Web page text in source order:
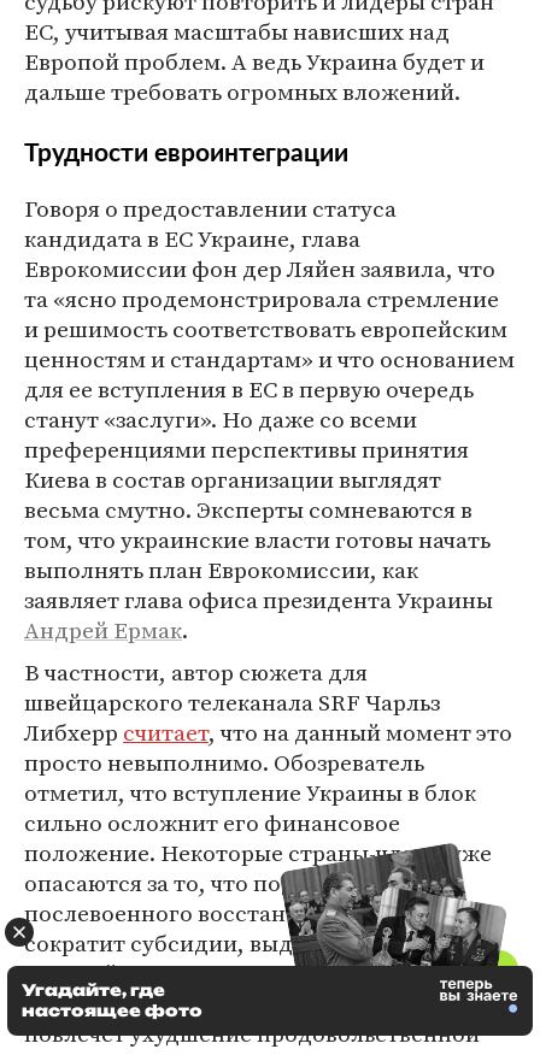
ЕС, учитывая масштабы нависших над
Европой проблем. А ведь Украина будет и
дальше требовать огромных вложений.
Трудности евроинтеграции
Говоря о предоставлении статуса
кандидата в ЕС Украине, глава
Еврокомиссии фон дер Ляйен заявила, что
та «ясно продемонстрировала стремление
и решимость соответствовать европейским
ценностям и стандартам» и что основанием
для ее вступления в ЕС в первую очередь
станут «заслуги». Но даже со всеми
преференциями перспективы принятия
Киева в состав организации выглядят
весьма смутно. Эксперты сомневаются в
том, что украинские власти готовы начать
выполнять план Еврокомиссии, как
заявляет глава офиса президента Украины
Андрей Ермак.
В частности, автор сюжета для
швейцарского телеканала SRF Чарльз
Либхерр считает, что на данный момент это
просто невыполнимо. Обозреватель
отметил, что вступление Украины в блок
сильно осложнит его финансовое
положение. Некоторые страны-члены уже
опасаются за то, что поддержка
послевоенного восстановления Украины
сократит субсидии, выделяемые из
Европейского сельскохозяйственного
фонда для развития сельских районов, что
повлечет ухудшение продовольственной
Угадайте, где
настоящее фото